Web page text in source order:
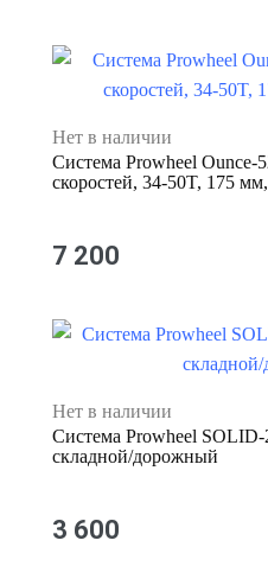
Нет в наличии
Система Prowheel Ounce-
скоростей, 34-50T, 175
7 200
Нет в наличии
Система Prowheel
складной/дорожный
3 600